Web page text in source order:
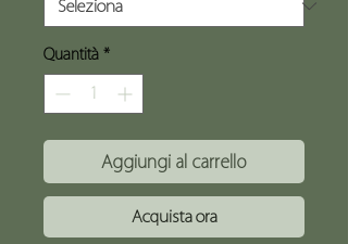
Quantità *
Aggiungi al carrello
Acquista ora